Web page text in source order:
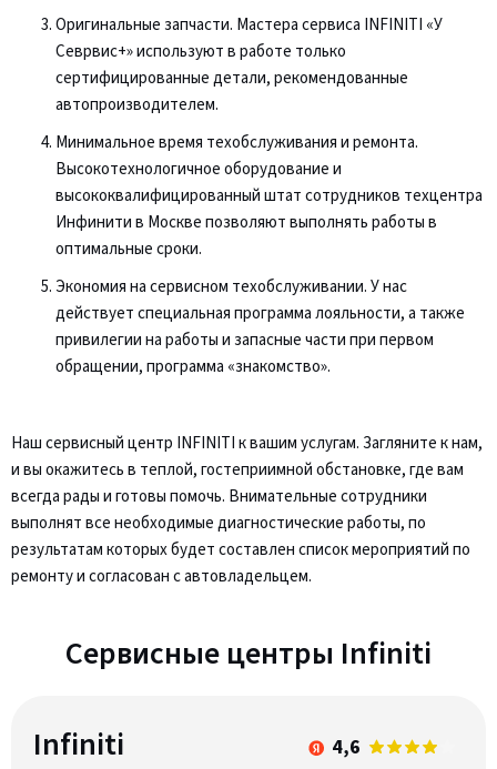
Оригинальные запчасти. Мастера сервиса INFINITI «У
Севрвис+» используют в работе только
сертифицированные детали, рекомендованные
автопроизводителем.
Минимальное время техобслуживания и ремонта.
Высокотехнологичное оборудование и
высококвалифицированный штат сотрудников техцентра
Инфинити в Москве позволяют выполнять работы в
оптимальные сроки.
Экономия на сервисном техобслуживании. У нас
действует специальная программа лояльности, а также
привилегии на работы и запасные части при первом
обращении, программа «знакомство».
Наш сервисный центр INFINITI к вашим услугам. Загляните к нам,
и вы окажитесь в теплой, гостеприимной обстановке, где вам
всегда рады и готовы помочь. Внимательные сотрудники
выполнят все необходимые диагностические работы, по
результатам которых будет составлен список мероприятий по
ремонту и согласован с автовладельцем.
Сервисные центры Infiniti
Infiniti 4,6